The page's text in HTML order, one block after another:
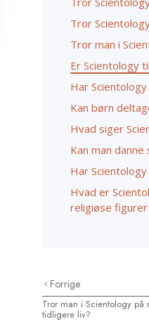
Tror
Tror man i
Er Scientology
Har
Kan børn
Hvad siger
Kan man
Har
Hvad er
religiøse
Forrige
Tror man i Scientology på
tidligere liv?